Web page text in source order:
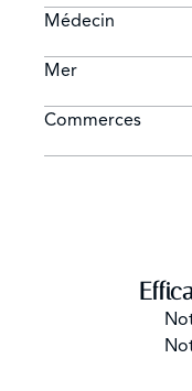
Médecin
Mer
Commerces